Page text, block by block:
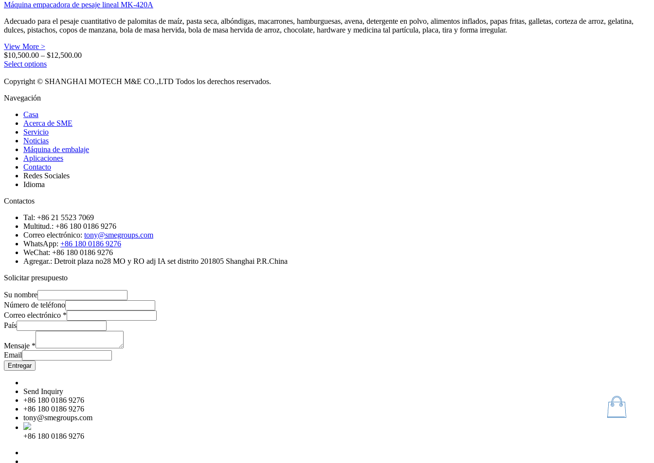
Máquina empacadora de pesaje lineal MK-420A
Adecuado para el pesaje cuantitativo de palomitas de maíz, pasta seca, albóndigas, macarrones, hamburguesas, avena, detergente en polvo, alimentos inflados, papas fritas, galletas, corteza de arroz, gelatina,
dulces, pistachos, copos de manzana, bola de masa hervida, bola de masa hervida de arroz, chocolate, hardware y medicina tal partícula, placa, tira y forma irregular.
View More >
$10,500.00 – $12,500.00Price
through
Select options
Copyright © SHANGHAI MOTECH M&E CO.,LTD Todos los derechos reservados.
Navegación
Casa
Acerca de SME
Servicio
Noticias
Máquina de embalaje
Aplicaciones
Contacto
Redes Sociales
Idioma
Contactos
Tal: +86 21 5523 7069
Multitud.: +86 180 0186 9276
Correo electrónico: tony@smegroups.com
WhatsApp: +86 180 0186 9276
WeChat: +86 180 0186 9276
Agregar.: Detroit plaza no28 MO y RO adj IA set distrito 201805 Shanghai P.R.China
Solicitar presupuesto
Su nombre
Número de teléfono
Correo electrónico *
País
Mensaje *
Email
Entregar
Send Inquiry
+86 180 0186 9276
+86 180 0186 9276
tony@smegroups.com
+86 180 0186 9276